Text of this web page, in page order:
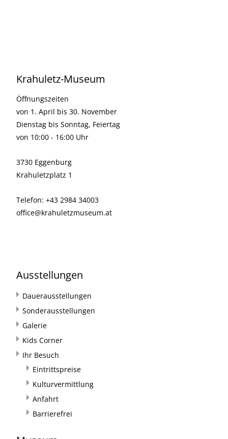
Krahuletz-Museum
Öffnungszeiten
von 1. April bis 30. November
Dienstag bis Sonntag, Feiertag
von 10:00 - 16:00 Uhr
3730 Eggenburg
Krahuletzplatz 1
Telefon: +43 2984 34003
office@krahuletzmuseum.at
Ausstellungen
Dauerausstellungen
Sonderausstellungen
Galerie
Kids Corner
Ihr Besuch
Eintrittspreise
Kulturvermittlung
Anfahrt
Barrierefrei